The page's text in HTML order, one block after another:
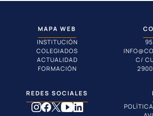
MAPA WEB
INSTITUCIÓN
COLEGIADOS
ACTUALIDAD
FORMACIÓN
C/
REDES SOCIALES